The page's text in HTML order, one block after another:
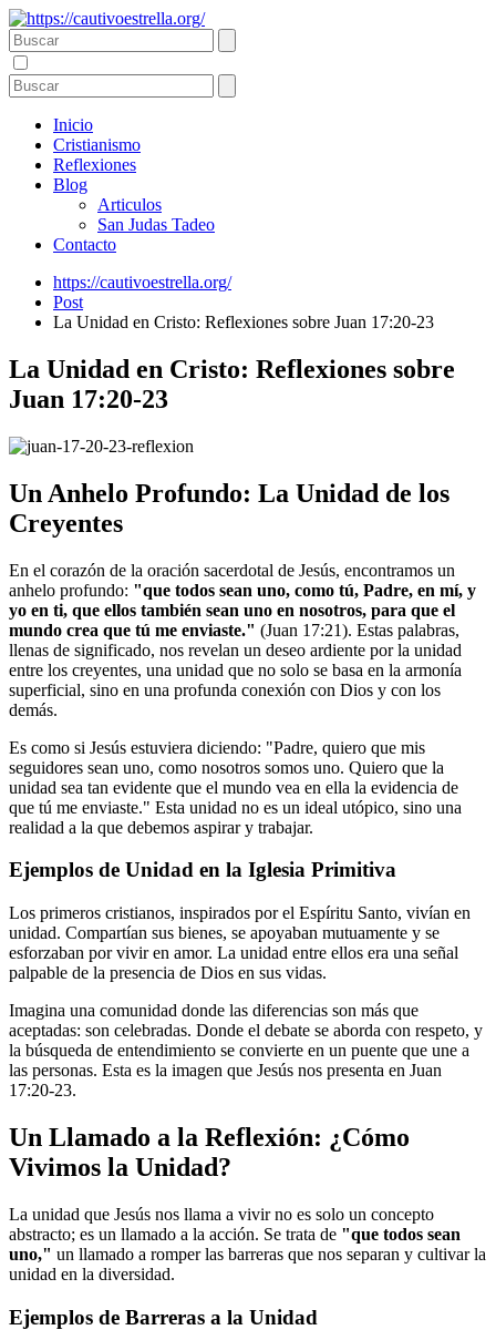
Inicio
Cristianismo
Reflexiones
Blog
Articulos
San Judas Tadeo
Contacto
https://cautivoestrella.org/
Post
La Unidad en Cristo: Reflexiones sobre Juan 17:20-23
La Unidad en Cristo: Reflexiones sobre
Juan 17:20-23
Un Anhelo Profundo: La Unidad de los
Creyentes
En el corazón de la oración sacerdotal de Jesús, encontramos un
anhelo profundo: "que todos sean uno, como tú, Padre, en mí, y
yo en ti, que ellos también sean uno en nosotros, para que el
mundo crea que tú me enviaste." (Juan 17:21). Estas palabras,
llenas de significado, nos revelan un deseo ardiente por la unidad
entre los creyentes, una unidad que no solo se basa en la armonía
superficial, sino en una profunda conexión con Dios y con los
demás.
Es como si Jesús estuviera diciendo: "Padre, quiero que mis
seguidores sean uno, como nosotros somos uno. Quiero que la
unidad sea tan evidente que el mundo vea en ella la evidencia de
que tú me enviaste." Esta unidad no es un ideal utópico, sino una
realidad a la que debemos aspirar y trabajar.
Ejemplos de Unidad en la Iglesia Primitiva
Los primeros cristianos, inspirados por el Espíritu Santo, vivían en
unidad. Compartían sus bienes, se apoyaban mutuamente y se
esforzaban por vivir en amor. La unidad entre ellos era una señal
palpable de la presencia de Dios en sus vidas.
Imagina una comunidad donde las diferencias son más que
aceptadas: son celebradas. Donde el debate se aborda con respeto, y
la búsqueda de entendimiento se convierte en un puente que une a
las personas. Esta es la imagen que Jesús nos presenta en Juan
17:20-23.
Un Llamado a la Reflexión: ¿Cómo
Vivimos la Unidad?
La unidad que Jesús nos llama a vivir no es solo un concepto
abstracto; es un llamado a la acción. Se trata de "que todos sean
uno," un llamado a romper las barreras que nos separan y cultivar la
unidad en la diversidad.
Ejemplos de Barreras a la Unidad